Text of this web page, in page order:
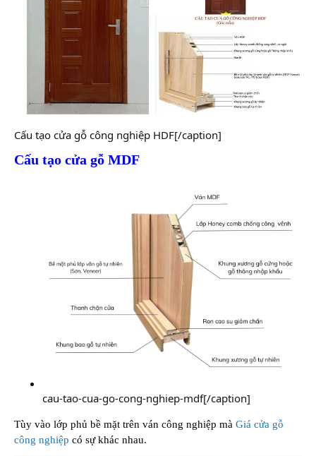
Cấu tạo cửa gỗ công nghiệp HDF[/caption]
Cấu tạo cửa gỗ MDF
cau-tao-cua-go-cong-nghiep-mdf[/caption]
Tùy vào lớp phủ bề mặt trên ván công nghiệp mà Giá cửa gỗ
công nghiệp có sự khác nhau.